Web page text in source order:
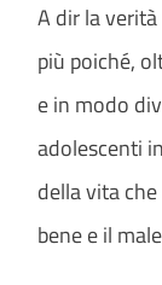
A dir la
più poiché,
e in modo
adolescenti
della vita
bene e il